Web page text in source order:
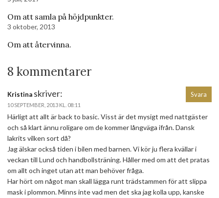
Om att samla på höjdpunkter.
3 oktober, 2013
Om att återvinna.
8 kommentarer
Kristina skriver:
10 SEPTEMBER, 2013 KL. 08:11
Härligt att allt är back to basic. Visst är det mysigt med nattgäster
och så klart ännu roligare om de kommer långväga ifrån. Dansk
lakrits vilken sort då?
Jag älskar också tiden i bilen med barnen. Vi kör ju flera kvällar i
veckan till Lund och handbollsträning. Håller med om att det pratas
om allt och inget utan att man behöver fråga.
Har hört om något man skall lägga runt trädstammen för att slippa
mask i plommon. Minns inte vad men det ska jag kolla upp, kanske
Svara